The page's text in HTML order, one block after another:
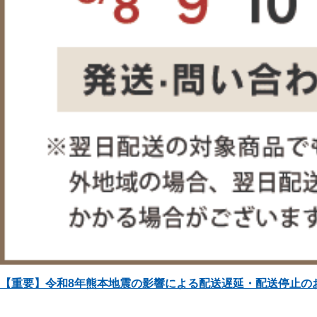
【重要】令和8年熊本地震の影響による配送遅延・配送停止の